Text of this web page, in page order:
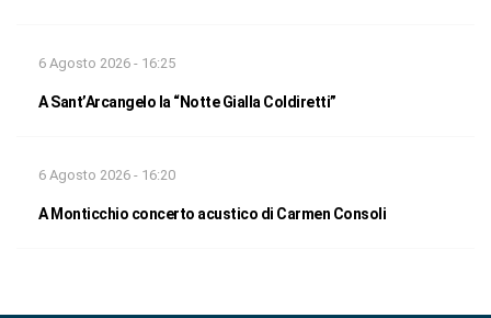
6 Agosto 2026 - 16:25
A Sant’Arcangelo la “Notte Gialla Coldiretti”
6 Agosto 2026 - 16:20
A Monticchio concerto acustico di Carmen Consoli